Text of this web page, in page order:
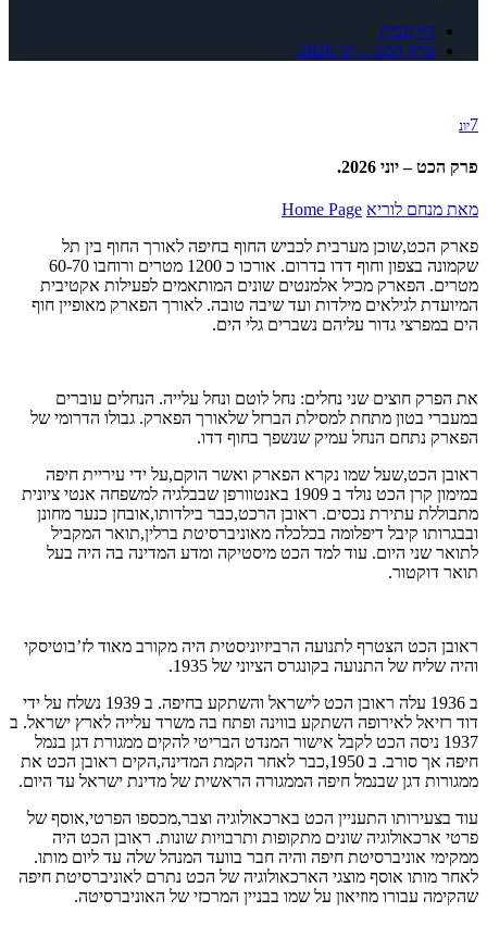
דף הבית
פרק הכט – יוני 2026.
7יונ
פרק הכט – יוני 2026.
מאת מנחם לוריא Home Page
פארק הכט,שוכן מערבית לכביש החוף בחיפה לאורך החוף בין תל
שקמונה בצפון וחוף דדו בדרום. אורכו כ 1200 מטרים ורוחבו 60-70
מטרים. הפארק מכיל אלמנטים שונים המותאמים לפעילות אקטיבית
המיועדת לגילאים מילדות ועד שיבה טובה. לאורך הפארק מאופיין חוף
הים במפרצי גדור עליהם נשברים גלי הים.
את הפרק חוצים שני נחלים: נחל לוטם ונחל עלייה. הנחלים עוברים
במעברי בטון מתחת למסילת הברזל שלאורך הפארק. גבולו הדרומי של
הפארק נתחם הנחל עמיק שנשפך בחוף דדו.
ראובן הכט,שעל שמו נקרא הפארק ואשר הוקם,על ידי עיריית חיפה
במימון קרן הכט נולד ב 1909 באנטוורפן שבבלגיה למשפחה אנטי ציונית
מתבוללת עתירת נכסים. ראובן הרכט,כבר בילדותו,אובחן כנער מחונן
ובבגרותו קיבל דיפלומה בכלכלה מאוניברסיטת ברלין,תואר המקביל
לתואר שני היום. עוד למד הכט מיסטיקה ומדע המדינה בה היה בעל
תואר דוקטור.
ראובן הכט הצטרף לתנועה הרביזיוניסטית היה מקורב מאוד לז’בוטיסקי
והיה שליח של התנועה בקונגרס הציוני של 1935.
ב 1936 עלה ראובן הכט לישראל והשתקע בחיפה. ב 1939 נשלח על ידי
דוד רזיאל לאירופה השתקע בווינה ופתח בה משרד עלייה לארץ ישראל. ב
1937 ניסה הכט לקבל אישור המנדט הבריטי להקים ממגורת דגן בנמל
חיפה אך סורב. ב 1950,כבר לאחר הקמת המדינה,הקים ראובן הכט את
ממגורות דגן שבנמל חיפה הממגורה הראשית של מדינת ישראל עד היום.
עוד בצעירותו התעניין הכט בארכאולוגיה וצבר,מכספו הפרטי,אוסף של
פרטי ארכאולוגיה שונים מתקופות ותרבויות שונות. ראובן הכט היה
ממקימי אוניברסיטת חיפה והיה חבר בוועד המנהל שלה עד ליום מותו.
לאחר מותו אוסף מוצגי הארכאולוגיה של הכט נתרם לאוניברסיטת חיפה
שהקימה עבורו מוזיאון על שמו בבניין המרכזי של האוניברסיטה.